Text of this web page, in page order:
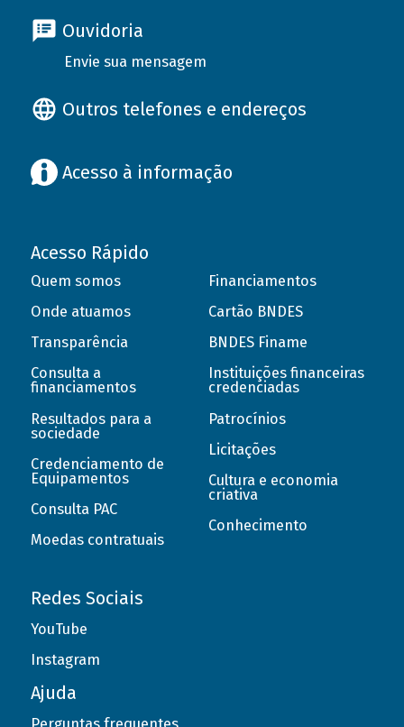
Ouvidoria
Envie sua mensagem
Outros telefones e endereços
Acesso à informação
Acesso Rápido
Quem somos
Onde atuamos
Transparência
Consulta a
financiamentos
Resultados para a
sociedade
Credenciamento de
Equipamentos
Consulta PAC
Moedas contratuais
Financiamentos
Cartão BNDES
BNDES Finame
Instituições financeiras
credenciadas
Patrocínios
Licitações
Cultura e economia
criativa
Conhecimento
Redes Sociais
YouTube
Instagram
Ajuda
Perguntas frequentes